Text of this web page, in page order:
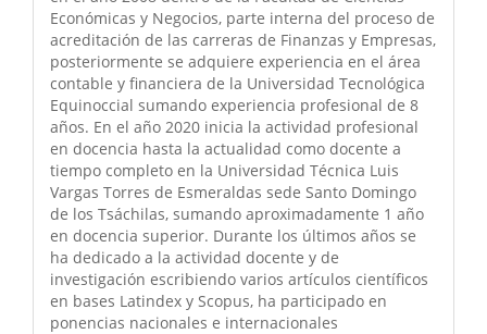
Económicas y Negocios, parte interna del proceso de
acreditación de las carreras de Finanzas y Empresas,
posteriormente se adquiere experiencia en el área
contable y financiera de la Universidad Tecnológica
Equinoccial sumando experiencia profesional de 8
años. En el año 2020 inicia la actividad profesional
en docencia hasta la actualidad como docente a
tiempo completo en la Universidad Técnica Luis
Vargas Torres de Esmeraldas sede Santo Domingo
de los Tsáchilas, sumando aproximadamente 1 año
en docencia superior. Durante los últimos años se
ha dedicado a la actividad docente y de
investigación escribiendo varios artículos científicos
en bases Latindex y Scopus, ha participado en
ponencias nacionales e internacionales